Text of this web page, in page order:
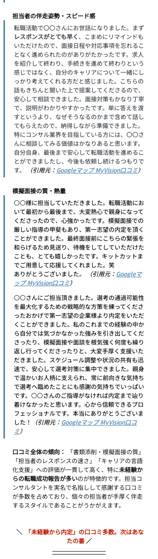
担当者の伴走姿勢・スピード感
転職活動で〇〇さんにお世話になりました。まず
レスポンスがとても早く 、こまめにリマインドも
いただけたので、面接日程や対応事項を忘れるこ
となく進められたのがありがたかったです。求人
を紹介して終わり、手続きを進めて終わりという
感じではなく、自分のキャリアについて一緒にし
っかり考えてくれる方だと感じました。こちらの
話もきちんと聞いた上で提案してくださるので、
安心して相談できました。面接対策もかなり丁寧
で、説明がわかりやすかったです。単に答えを渡
すというより、なぜそうなるのかまで含めて話し
てもらえたので、納得しながら準備できました。
特にコンサル業界を目指している方には、〇〇さ
んに相談してみる価値はかなりあると思います。
自分自身、最後まで安心して転職活動を進めるこ
とができましたし、今後も依頼し続けるつもりで
す。
（引用元： Googleマップ MyVision口コミ）
模擬面接の質・熱量
〇〇様に担当していただきました。転職活動にお
いて最初から最後まで、大変熱心で親身になって
くださったので、心強かったです。模擬面接での
厳しい指導の甲斐もあり、第一志望の内定を頂く
ことができました。最終面接前にこちらの緊張を
和らげるため見送り、待機をしてしていただけた
ことも、とても嬉しかったです。キットカットま
でご用意して応援してくれました。笑
ありがとうございました。 （引用元： Googleマ
ップ MyVision口コミ）
〇〇さんにご担当頂きました。選考の通過可能性
を最大化するための戦略的な方策を練ってくださ
ったおかげで第一志望の企業様より内定をいただ
くことができました。私のこれまでの経験の中か
ら自分では気づかなかった強みを引き出してくだ
さったり、模擬面接や面談を根気強く何度も繰り
返し行ってくださったりと、大変手厚く支援いた
だきました。スケジュール調整や状況の共有も迅
速で、安心して選考対策に集中できました。親身
で温かいお人柄に支えられ、常に前向きな気持ち
で選考へ臨めたことにも感謝の気持ちでいっぱい
です。 〇〇さんのご指導がなければ内定まで辿り
着けなかったと思います。心から信頼できるプロ
フェッショナルです。本当にありがとうございま
した！
（引用元： Googleマップ MyVision口コ
ミ）
口コミ全体の傾向：
「書類添削・模擬面接の質」
「担当者のレスポンスの速さ」「キャリアの言語
化支援」への評価が一貫して高く、特に未経験か
らの転職成功報告が多いのが特徴的です。担当コ
ンサルタントを実名で名指しして感謝する口コミ
が多数を占めており、個々の担当者が手厚く伴走
するスタイルであることがうかがえます。
＼
「未経験から内定」の口コミ多数。次はあな
たの番 ／